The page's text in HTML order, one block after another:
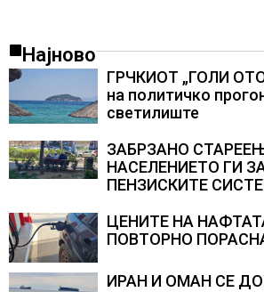
Најново
ГРЧКИОТ „ГОЛИ
на политичко
светилиште
ЗАБРЗАНО
НАСЕЛЕНИЕТО ГИ
ПЕНЗИСКИТЕ
ЦЕНИТЕ НА
ПОВТОРНО
ИРАН И ОМАН СЕ